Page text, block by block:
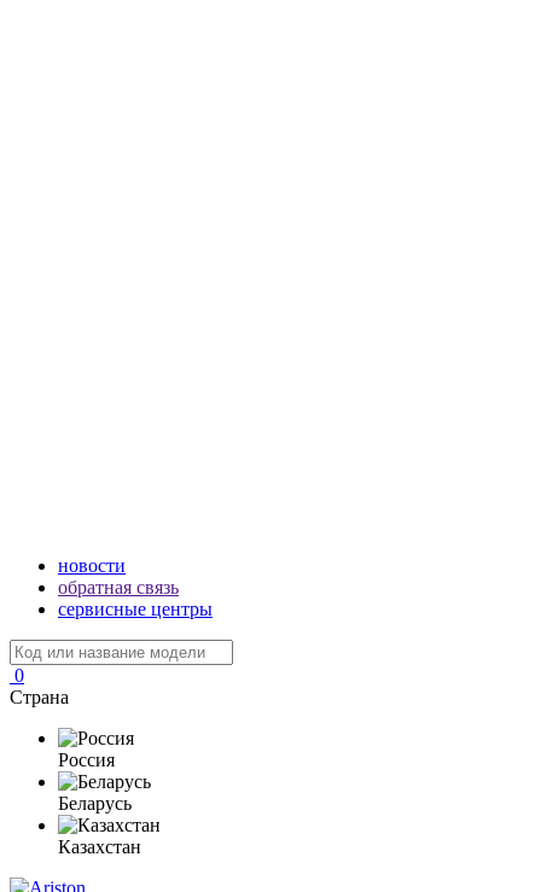
новости
обратная связь
сервисные центры
0
Страна
Россия
Беларусь
Казахстан